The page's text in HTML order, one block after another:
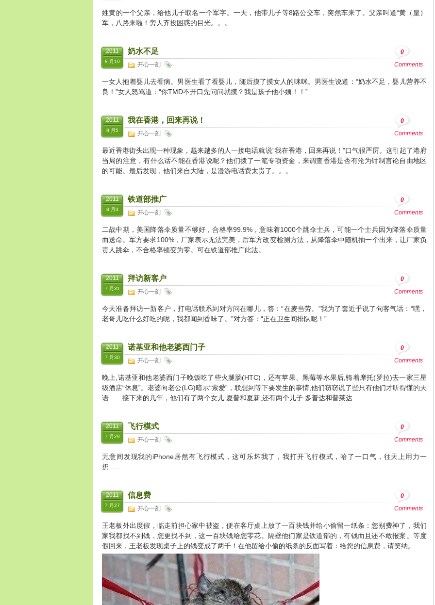
姓黄的一个父亲，给他儿子取名一个军字。一天，他带儿子等8路公交车，突然车来了。父亲叫道“黄（皇）
军，八路来啦！旁人齐投困惑的目光。。。
2011
8 月10
奶水不足
开心一刻
0
Comments
一女人抱着婴儿去看病。男医生看了看婴儿，随后摸了摸女人的咪咪。男医生说道：“奶水不足，婴儿营养不
良！”女人怒骂道：“你TMD不开口先问问就摸？我是孩子他小姨！！”
2011
8 月5
我在香港，回来再说！
开心一刻
0
Comments
最近香港街头出现一种现象，越来越多的人一接电话就说“我在香港，回来再说！”口气很严厉。这引起了港府
当局的注意，有什么话不能在香港说呢？他们拨了一笔专项资金，来调查香港是否有沦为钳制言论自由地区
的可能。最后发现，他们来自大陆，是漫游电话费太贵了。。。
2011
8 月3
铁道部推广
开心一刻
0
Comments
二战中期，美国降落伞质量不够好，合格率99.9%，意味着1000个跳伞士兵，可能一个士兵因为降落伞质量
而送命。军方要求100%，厂家表示无法完美，后军方改变检测方法，从降落伞中随机抽一个出来，让厂家负
责人跳伞，不合格率顿变为零。可在铁道部推广此法。
2011
7 月31
拜访新客户
开心一刻
0
Comments
今天准备拜访一新客户，打电话联系到对方问在哪儿，答：“在麦当劳。”我为了套近乎说了句客气话：“嘿，
老哥儿吃什么好吃的呢，我都闻到香味了。”对方答：“正在卫生间排队呢！”
2011
7 月30
诺基亚和他老婆西门子
开心一刻
0
Comments
晚上,诺基亚和他老婆西门子晚饭吃了些火腿肠(HTC)，还有苹果、黑莓等水果后,骑着摩托(罗拉)去一家三星
级酒店“休息”。老婆向老公(LG)暗示“索爱”，联想到等下要发生的事情,他们窃窃说了些只有他们才听得懂的天
语……接下来的几年，他们有了两个女儿:夏普和夏新,还有两个儿子:多普达和普莱达…
2011
7 月29
飞行模式
开心一刻
0
Comments
无意间发现我的iPhone居然有飞行模式，这可乐坏我了，我打开飞行模式，哈了一口气，往天上用力一
扔……
2011
7 月27
信息费
开心一刻
0
Comments
王老板外出度假，临走前担心家中被盗，便在客厅桌上放了一百块钱并给小偷留一纸条：您别费神了，我们
家我都找不到钱，您更找不到，这一百块钱给您零花。隔壁他们家是铁道部的，有钱而且还不敢报案。等度
假回来，王老板发现桌子上的钱变成了两千！在他留给小偷的纸条的反面写着：给您的信息费，请笑纳。